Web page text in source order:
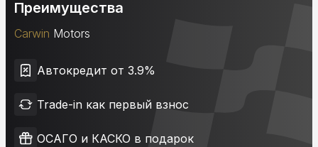
Преимущества
Carwin Motors
Автокредит от 3.9%
Trade-in как первый взнос
ОСАГО и КАСКО в подарок